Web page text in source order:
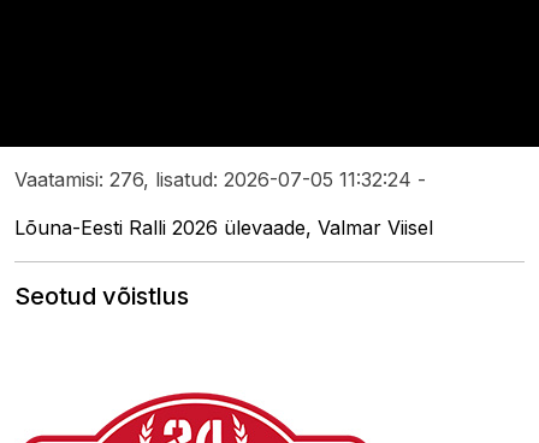
Vaatamisi: 276, lisatud: 2026-07-05 11:32:24 -
Lõuna-Eesti Ralli 2026 ülevaade, Valmar Viisel
Seotud võistlus